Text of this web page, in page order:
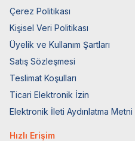
Çerez Politikası
Kişisel Veri Politikası
Üyelik ve Kullanım Şartları
Satış Sözleşmesi
Teslimat Koşulları
Ticari Elektronik İzin
Elektronik İleti Aydınlatma Metni
Hızlı Erişim